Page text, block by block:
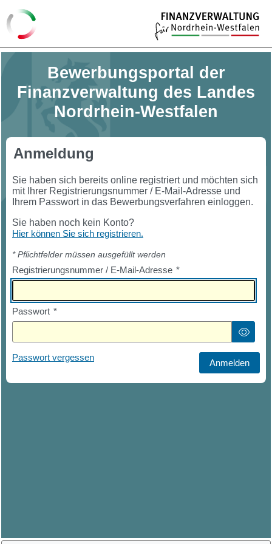
Bewerbungsportal der
Finanzverwaltung des Landes
Nordrhein-Westfalen
Anmeldung
Sie haben sich bereits online registriert und möchten sich
mit Ihrer Registrierungsnummer / E-Mail-Adresse und
Ihrem Passwort in das Bewerbungsverfahren einloggen.
Sie haben noch kein Konto?
Hier können Sie sich registrieren.
* Pflichtfelder müssen ausgefüllt werden
Registrierungsnummer / E-Mail-Adresse *
Passwort *
Passwort vergessen
Anmelden